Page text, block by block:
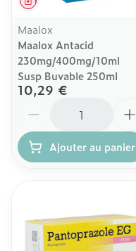
Maalox
Maalox Antacid
230mg/400mg/10ml
Susp Buvable 250ml
10,29 €
Ajouter au panier